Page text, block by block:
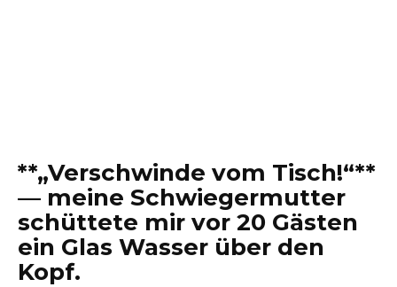
**„Verschwinde vom Tisch!“**
— meine Schwiegermutter
schüttete mir vor 20 Gästen
ein Glas Wasser über den
Kopf.